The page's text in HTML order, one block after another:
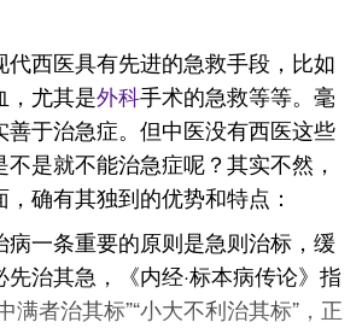
代西医具有先进的急救手段，比如
，尤其是外科手术的急救等等。毫
善于治急症。但中医没有西医这些
是就不能治急症呢？其实不然，
确有其独到的优势和特点：
病一条重要的原则是急则治标，缓
治其急，《内经·标本病传论》指
满者治其标”“小大不利治其标”，正